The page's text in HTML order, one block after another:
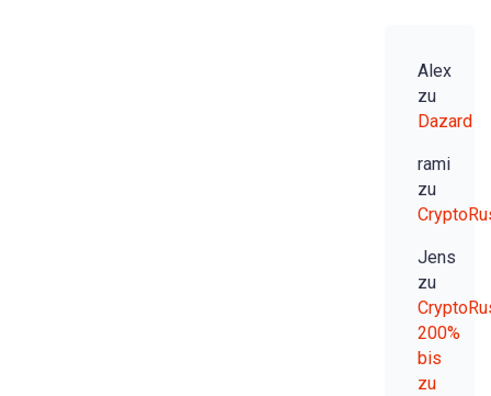
Alex
zu
Dazard
rami
zu
Jens
zu
200%
bis
zu